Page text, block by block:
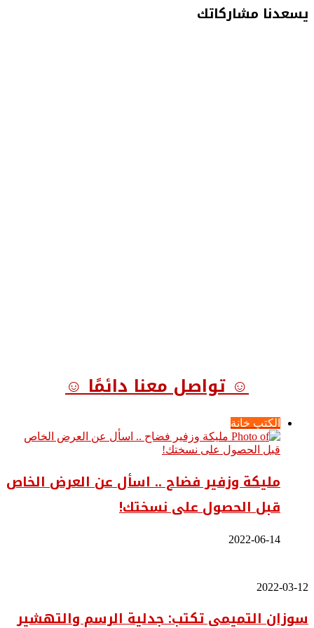
يسعدنا مشاركاتك
☺ تواصل معنا دائمًا ☺
الكتب خانة
مليكة وزفير فضاح .. اسأل عن العرض الخاص
قبل الحصول على نسختك!
2022-06-14
سوزان
تكتب:
2022-03-12
سوزان التميمي تكتب: جدلية الرسم والتهشير